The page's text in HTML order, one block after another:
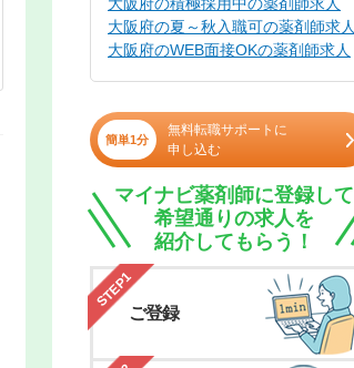
大阪府の夏～秋入職可の薬剤師求人
大阪府のWEB面接OKの薬剤師求人
簡単1分
無料転職サポートに
申し込む
マイナビ薬剤師に登録して
希望通りの求人を
紹介してもらう！
STEP1
ご登録